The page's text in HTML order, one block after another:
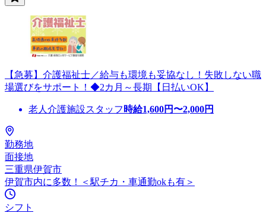
【急募】介護福祉士／給与も環境も妥協なし！失敗しない職
場選びをサポート！◆2カ月～長期【日払いOK】
老人介護施設スタッフ 時給1,600円〜2,000円
勤務地
面接地
三重県伊賀市
伊賀市内に多数！＜駅チカ・車通勤okも有＞
シフト